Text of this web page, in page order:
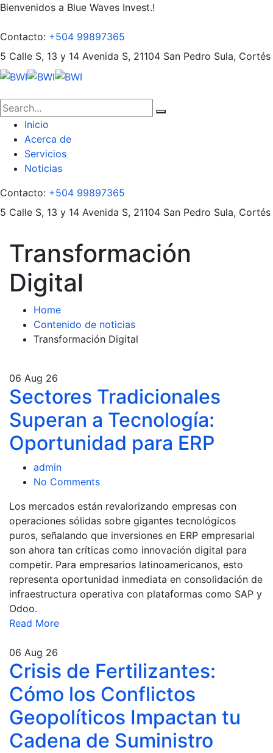
Bienvenidos a Blue Waves Invest.!
Contacto: +504 99897365
5 Calle S, 13 y 14 Avenida S, 21104 San Pedro Sula, Cortés
Inicio
Acerca de
Servicios
Noticias
Contacto: +504 99897365
5 Calle S, 13 y 14 Avenida S, 21104 San Pedro Sula, Cortés
Transformación
Digital
Home
Contenido de noticias
Transformación Digital
06 Aug 26
Sectores Tradicionales
Superan a Tecnología:
Oportunidad para ERP
admin
No Comments
Los mercados están revalorizando empresas con
operaciones sólidas sobre gigantes tecnológicos
puros, señalando que inversiones en ERP empresarial
son ahora tan críticas como innovación digital para
competir. Para empresarios latinoamericanos, esto
representa oportunidad inmediata en consolidación de
infraestructura operativa con plataformas como SAP y
Odoo.
Read More
06 Aug 26
Crisis de Fertilizantes:
Cómo los Conflictos
Geopolíticos Impactan tu
Cadena de Suministro